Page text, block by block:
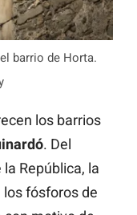
barrio de Horta.
los barrios
. Del
República, la
fósforos de